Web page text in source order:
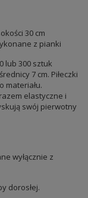
30 cm
z pianki
lub 300 sztuk
7 cm. Piłeczki
materiału.
elastyczne i
swój pierwotny
wyłącznie z
dorosłej.